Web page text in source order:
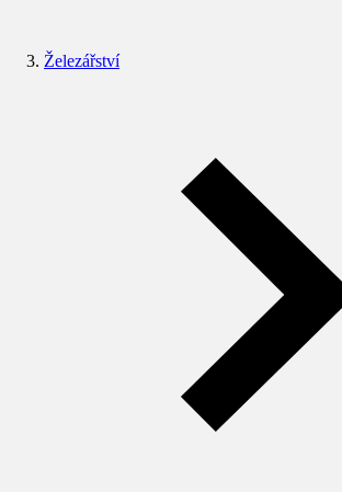
Železářství